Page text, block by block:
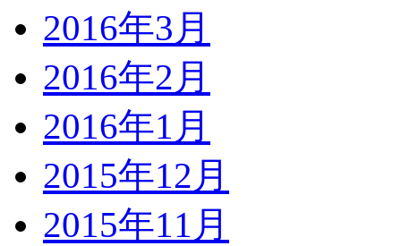
2016年3月
2016年2月
2016年1月
2015年12月
2015年11月